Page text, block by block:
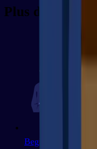
Plus de paquets
Beginner